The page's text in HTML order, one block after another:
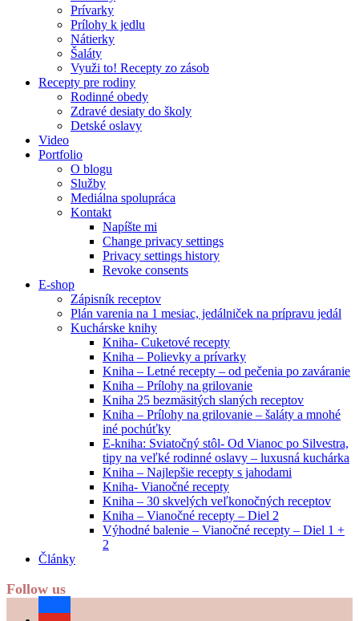
Prívarky
Prílohy k jedlu
Nátierky
Šaláty
Využi to! Recepty zo zásob
Recepty pre rodiny
Rodinné obedy
Zdravé desiaty do školy
Detské oslavy
Video
Portfolio
O blogu
Služby
Mediálna spolupráca
Kontakt
Napíšte mi
Change privacy settings
Privacy settings history
Revoke consents
E-shop
Zápisník receptov
Plán varenia na 1 mesiac, jedálniček na prípravu jedál
Kuchárske knihy
Kniha- Cuketové recepty
Kniha – Polievky a prívarky
Kniha – Letné recepty – od pečenia po zaváranie
Kniha – Prílohy na grilovanie
Kniha 25 bezmäsitých slaných receptov
Kniha – Prílohy na grilovanie – šaláty a mnohé
iné pochúťky
E-kniha: Sviatočný stôl- Od Vianoc po Silvestra,
tipy na veľké rodinné oslavy – luxusná kuchárka
Kniha – Najlepšie recepty s jahodami
Kniha- Vianočné recepty
Kniha – 30 skvelých veľkonočných receptov
Kniha – Vianočné recepty – Diel 2
Výhodné balenie – Vianočné recepty – Diel 1 +
2
Články
Follow us